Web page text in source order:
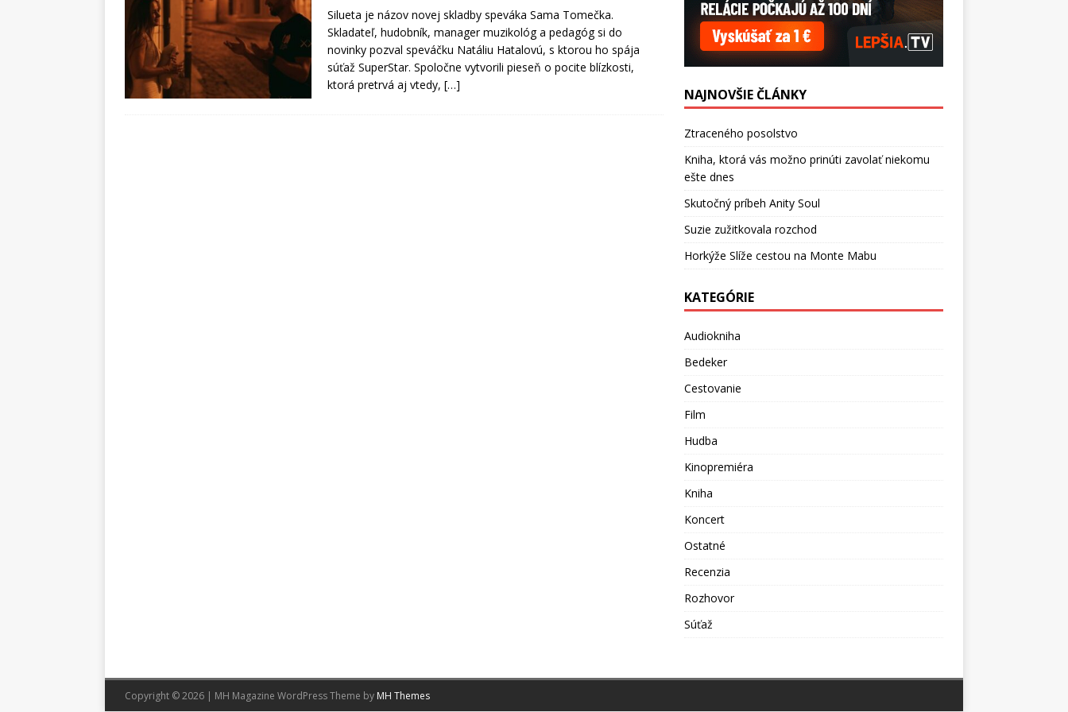
Silueta je názov novej skladby speváka Sama Tomečka.
Skladateľ, hudobník, manager muzikológ a pedagóg si do
novinky pozval speváčku Natáliu Hatalovú, s ktorou ho spája
súťaž SuperStar. Spoločne vytvorili pieseň o pocite blízkosti,
ktorá pretrvá aj vtedy, […]
NAJNOVŠIE ČLÁNKY
Ztraceného posolstvo
Kniha, ktorá vás možno prinúti zavolať niekomu
ešte dnes
Skutočný príbeh Anity Soul
Suzie zužitkovala rozchod
Horkýže Slíže cestou na Monte Mabu
KATEGÓRIE
Audiokniha
Bedeker
Cestovanie
Film
Hudba
Kinopremiéra
Kniha
Koncert
Ostatné
Recenzia
Rozhovor
Súťaž
Copyright © 2026 | MH Magazine WordPress Theme by MH Themes